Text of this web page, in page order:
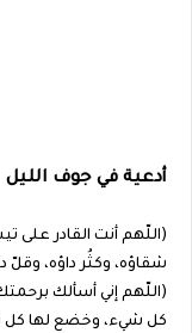
أدعية في جوف الليل
(اللّهم أنت القادر
شقاؤه، وكثُر داؤه، وقلّ
(اللّهم إني أسألك
كل شيء، وخضع لها كل